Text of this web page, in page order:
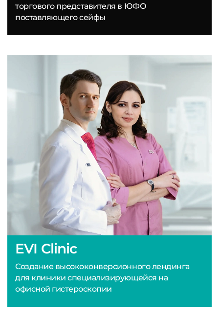
EVI Clinic
Создание высококонверсионного лендинга
для клиники специализирующейся на
офисной гистероскопии
торгового представителя в ЮФО
поставляющего сейфы